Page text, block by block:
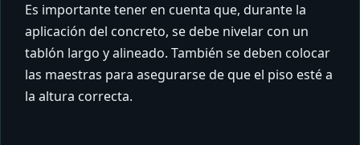
Es importante tener en cuenta que, durante la
aplicación del concreto, se debe nivelar con un
tablón largo y alineado. También se deben colocar
las maestras para asegurarse de que el piso esté a
la altura correcta.